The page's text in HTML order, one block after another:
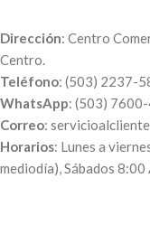
Dirección: Centro
Centro.
Teléfono: (503) 2237-
WhatsApp: (503)
Correo:
Horarios: Lunes a
mediodía), Sábados